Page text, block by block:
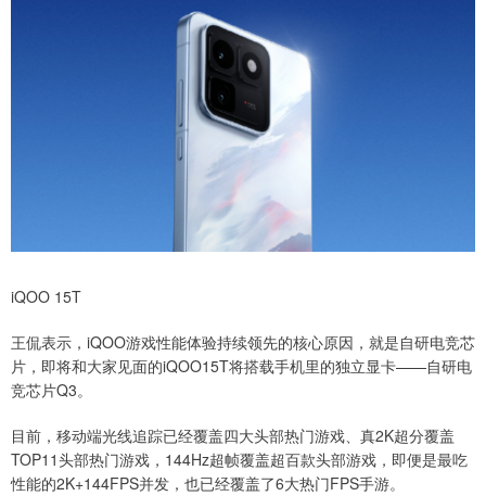
iQOO 15T
王侃表示，iQOO游戏性能体验持续领先的核心原因，就是自研电竞芯
片，即将和大家见面的iQOO15T将搭载手机里的独立显卡——自研电
竞芯片Q3。
目前，移动端光线追踪已经覆盖四大头部热门游戏、真2K超分覆盖
TOP11头部热门游戏，144Hz超帧覆盖超百款头部游戏，即便是最吃
性能的2K+144FPS并发，也已经覆盖了6大热门FPS手游。